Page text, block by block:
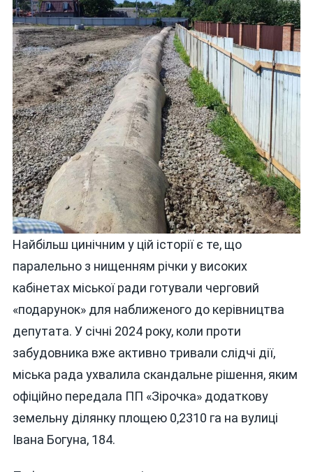
Найбільш цинічним у цій історії є те, що
паралельно з нищенням річки у високих
кабінетах міської ради готували черговий
«подарунок» для наближеного до керівництва
депутата. У січні 2024 року, коли проти
забудовника вже активно тривали слідчі дії,
міська рада ухвалила скандальне рішення, яким
офіційно передала ПП «Зірочка» додаткову
земельну ділянку площею 0,2310 га на вулиці
Івана Богуна, 184.